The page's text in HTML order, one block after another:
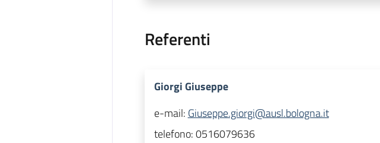
Referenti
Giorgi Giuseppe
e-mail: Giuseppe.giorgi@ausl.bologna.it
telefono:0516079636